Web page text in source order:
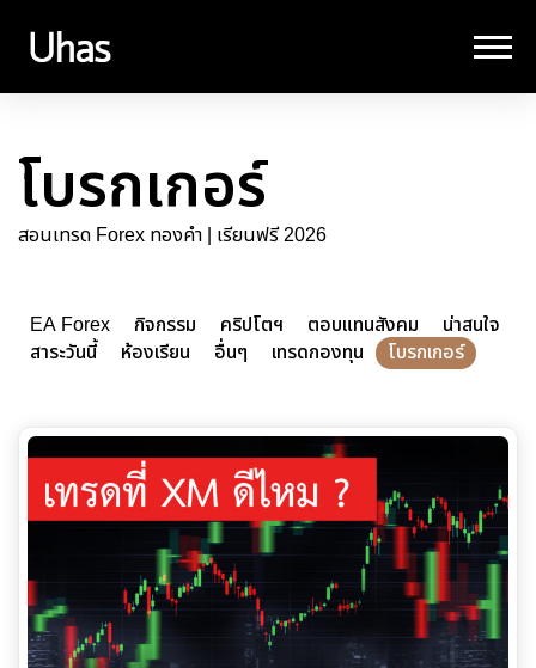
โบรกเกอร์
สอนเทรด Forex ทองคำ | เรียนฟรี 2026
EA Forex กิจกรรม คริปโตฯ ตอบแทนสังคม
น่าสนใจ
สาระวันนี้
ห้องเรียน อื่นๆ เทรดกองทุน โบรกเกอร์